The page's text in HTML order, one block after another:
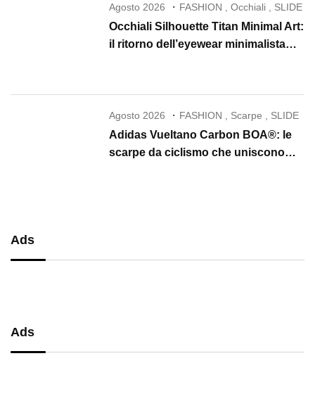
Agosto 2026 FASHION ,Occhiali SLIDE
Occhiali Silhouette Titan Minimal Art:
il ritorno dell’eyewear minimalista
Agosto 2026 FASHION , Scarpe , SLIDE
Adidas Vueltano Carbon BOA®: le
scarpe da ciclismo che uniscono
Ads
Ads